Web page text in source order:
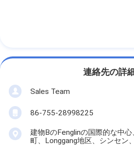
連絡先の詳
Sales Team
86-755-28998225
建物BのFenglinの国際的な中
町、Longgang地区、シンセン